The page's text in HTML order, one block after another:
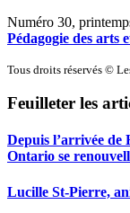
Numéro 30,
Pédagogie des arts
Tous droits réservés ©
Feuilleter les
Depuis l’arrivée de
Ontario se
Lucille St-Pierre,